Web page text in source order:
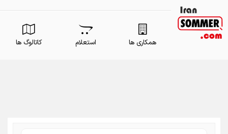
همکاری ها استعلام کاتالوگ ها